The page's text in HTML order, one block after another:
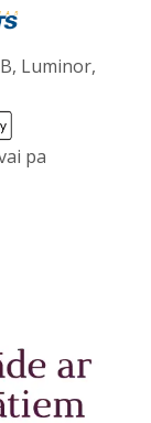
Luminor,
pa